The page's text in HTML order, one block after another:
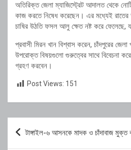
অতিরিক্ত জেলা ম্যাজিস্ট্রেট আদালত থেকে
কাজ করতে নিষেধ করেছেন। এর মধ্যেই রাতের
চাষির উঠতি ফসল আলু ক্ষেত নষ্ট করে
প্রবাসী মিরন খান বিশ্বাস করেন, চাঁদপুরের
উপরোক্ত বিষয়গুলো গুরুত্বের সাথে বিবেচনা
গ্রহণ করবেন।
Post Views: 151
Post
টাঙ্গাইল-৬ আসনকে মাদক ও চাঁদাবাজ মুক্ত